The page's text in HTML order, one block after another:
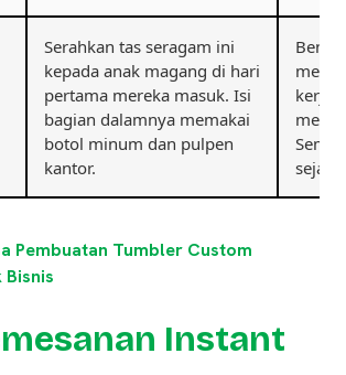
Serahkan tas seragam ini
kepada anak magang di hari
pertama mereka masuk. Isi
bagian dalamnya memakai
botol minum dan pulpen
kantor.
kerja
sejak
Pembuatan Tumbler Custom
Bisnis
Instant